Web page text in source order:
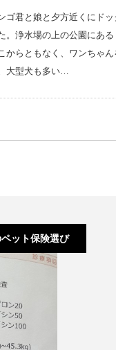
ゴ君と娘と夕方近くにド
。浄水場の上の公園にあ
からともなく、ワンちゃ
大型犬も多い…
ット保険選び